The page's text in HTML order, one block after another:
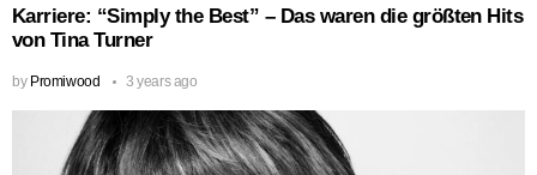
Karriere: “Simply the Best” – Das waren die größten Hits
von Tina Turner
by Promiwood 3 years ago